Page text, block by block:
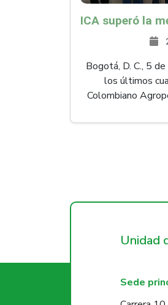
Bogotá, D. C., 5
los últimos
Colombiano
Unidad
Sede